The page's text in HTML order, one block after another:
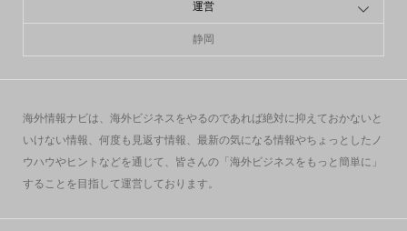
運営
静岡
海外情報ナビは、海外ビジネスをやるのであれば絶対に抑えておかないと
いけない情報、何度も見返す情報、最新の気になる情報やちょっとしたノ
ウハウやヒントなどを通じて、皆さんの「海外ビジネスをもっと簡単に」
することを目指して運営しております。